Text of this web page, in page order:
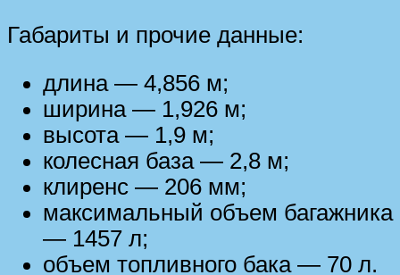
Габариты и прочие данные:
длина — 4,856 м;
ширина — 1,926 м;
высота — 1,9 м;
колесная база — 2,8 м;
клиренс — 206 мм;
максимальный объем багажника
— 1457 л;
объем топливного бака — 70 л.